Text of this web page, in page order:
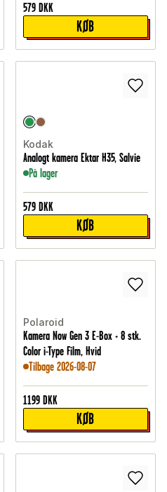
579 DKK
KØB
Kodak
Analogt kamera Ektar H35, Salvie
På lager
579 DKK
KØB
Polaroid
Kamera Now Gen 3 E-Box + 8 stk.
Color i-Type Film, Hvid
Tilbage 2026-08-07
1199 DKK
KØB